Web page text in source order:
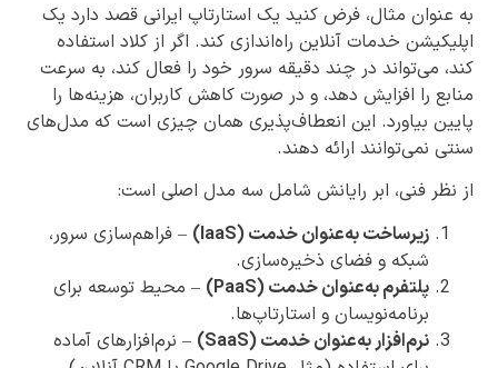
به عنوان مثال، فرض کنید یک استارتاپ ایرانی قصد دارد یک
اپلیکیشن خدمات آنلاین راه‌اندازی کند. اگر از کلاد استفاده
کند، می‌تواند در چند دقیقه سرور خود را فعال کند، به سرعت
منابع را افزایش دهد، و در صورت کاهش کاربران، هزینه‌ها را
پایین بیاورد. این انعطاف‌پذیری همان چیزی است که مدل‌های
سنتی نمی‌توانند ارائه دهند.
از نظر فنی، ابر رایانش شامل سه مدل اصلی است:
زیرساخت به‌عنوان خدمت (IaaS)
– فراهم‌سازی سرور،
شبکه و فضای ذخیره‌سازی.
پلتفرم به‌عنوان خدمت (PaaS)
– محیط توسعه برای
برنامه‌نویسان و استارتاپ‌ها.
نرم‌افزار به‌عنوان خدمت (SaaS)
– نرم‌افزارهای آماده